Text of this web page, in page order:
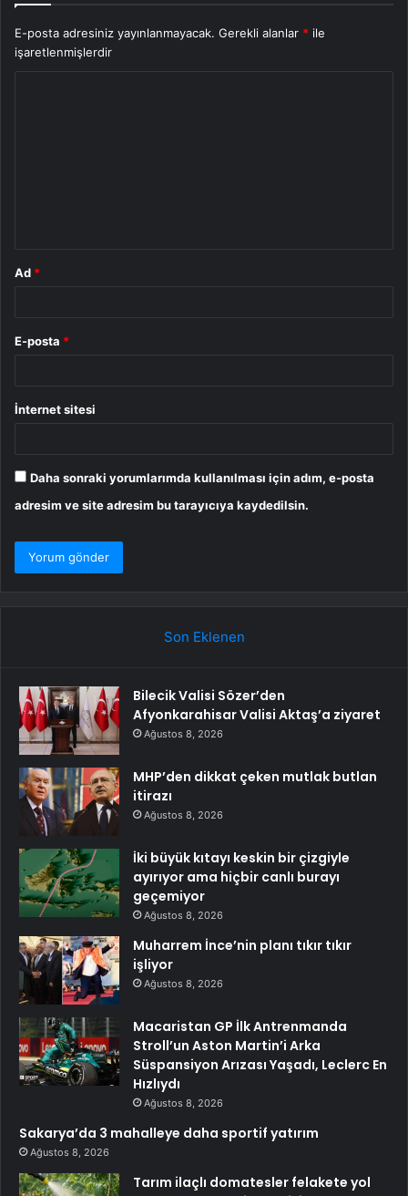
E-posta adresiniz yayınlanmayacak. Gerekli alanlar * ile
işaretlenmişlerdir
Ad *
E-posta *
İnternet sitesi
Daha sonraki yorumlarımda kullanılması için adım, e-posta
adresim ve site adresim bu tarayıcıya kaydedilsin.
Son Eklenen
Bilecik Valisi Sözer’den
Afyonkarahisar Valisi Aktaş’a ziyaret
Ağustos 8, 2026
MHP’den dikkat çeken mutlak butlan
itirazı
Ağustos 8, 2026
İki büyük kıtayı keskin bir çizgiyle
ayırıyor ama hiçbir canlı burayı
geçemiyor
Ağustos 8, 2026
Muharrem İnce’nin planı tıkır tıkır
işliyor
Ağustos 8, 2026
Macaristan GP İlk Antrenmanda
Stroll’un Aston Martin’i Arka
Süspansiyon Arızası Yaşadı, Leclerc En
Hızlıydı
Ağustos 8, 2026
Sakarya’da 3 mahalleye daha sportif yatırım
Ağustos 8, 2026
Tarım ilaçlı domatesler felakete yol